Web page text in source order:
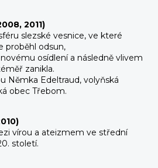
2011)
slezské vesnice, ve které
proběhl odsun,
osídlení a následně vlivem
zanikla.
Němka Edeltraud, volyňská
obec Třebom.
vírou a ateizmem ve střední
století.